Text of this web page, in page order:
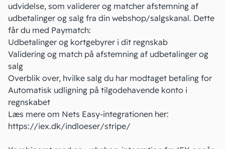
udvidelse, som validerer og matcher afstemning af
udbetalinger og salg fra din webshop/salgskanal. Dette
får du med Paymatch:
Udbetalinger og kortgebyrer i dit regnskab
Validering og match på afstemning af udbetalinger og
salg
Overblik over, hvilke salg du har modtaget betaling for
Automatisk udligning på tilgodehavende konto i
regnskabet
Læs mere om Nets Easy-integrationen her:
https://iex.dk/indloeser/stripe/